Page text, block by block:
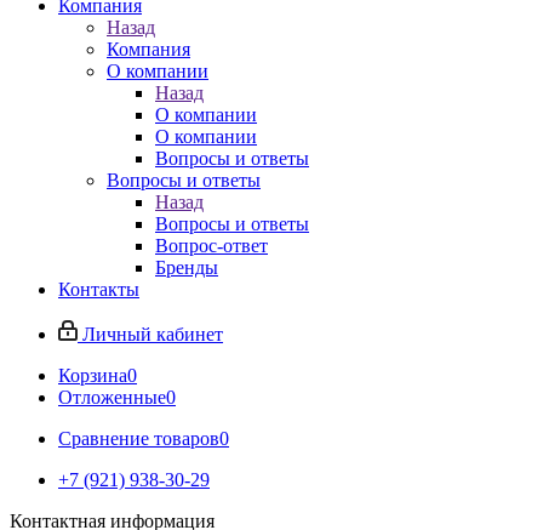
Компания
Назад
Компания
О компании
Назад
О компании
О компании
Вопросы и ответы
Вопросы и ответы
Назад
Вопросы и ответы
Вопрос-ответ
Бренды
Контакты
Личный кабинет
Корзина0
Отложенные0
Сравнение товаров0
+7 (921) 938-30-29
Контактная информация